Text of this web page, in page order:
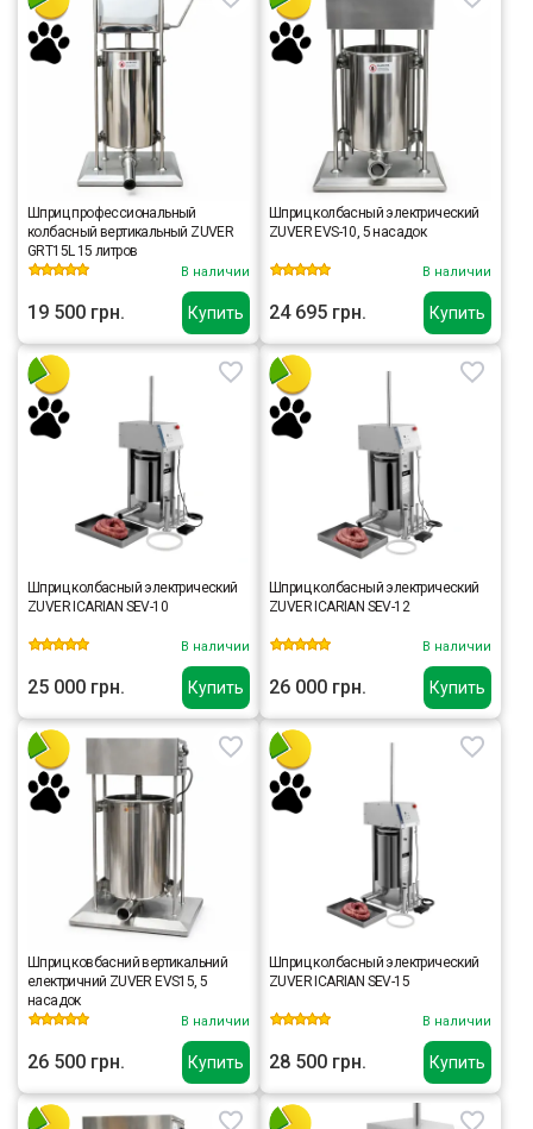
Купить
Шприц профессиональный
колбасный вертикальный ZUVER
GRT15L 15 литров
В наличии
19 500 грн. Купить
Шприц колбасный электрический
ZUVER EVS-10, 5 насадок
В наличии
24 695 грн.
Купить
Шприц колбасный электрический
ZUVER ICARIAN SEV-10
В наличии
25 000 грн. Купить
Шприц колбасный электрический
ZUVER ICARIAN SEV-12
В наличии
26 000 грн.
Купить
Шприц ковбасний вертикальний
електричний ZUVER EVS15, 5
насадок
В наличии
26 500 грн. Купить
Шприц колбасный электрический
ZUVER ICARIAN SEV-15
В наличии
28 500 грн.